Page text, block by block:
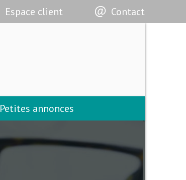
Espace client Contact
Petites annonces